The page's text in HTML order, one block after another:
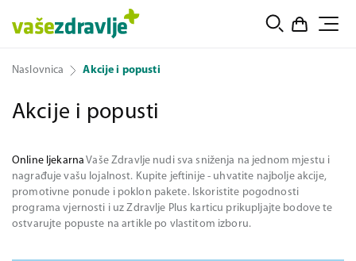
Naslovnica Akcije i popusti
Akcije i popusti
Online ljekarna Vaše Zdravlje nudi sva sniženja na jednom mjestu i
nagrađuje vašu lojalnost. Kupite jeftinije - uhvatite najbolje akcije,
promotivne ponude i poklon pakete. Iskoristite pogodnosti
programa vjernosti i uz Zdravlje Plus karticu prikupljajte bodove te
ostvarujte popuste na artikle po vlastitom izboru.